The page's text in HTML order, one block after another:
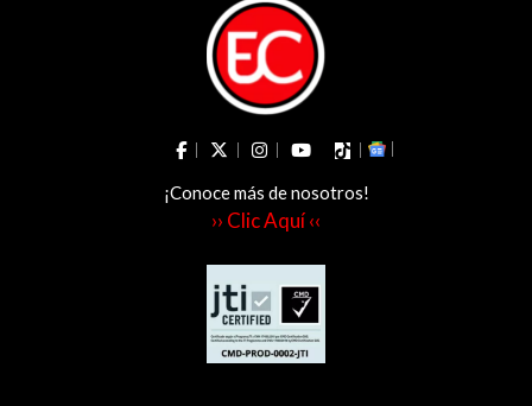
¡Conoce más de nosotros!
›› Clic Aquí ‹‹